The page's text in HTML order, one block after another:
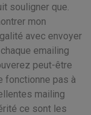
souligner que.
mon
avec envoyer
emailing
peut-être
fonctionne pas à
mailing
ce sont les